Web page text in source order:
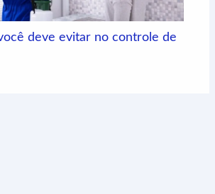
deve evitar no controle de